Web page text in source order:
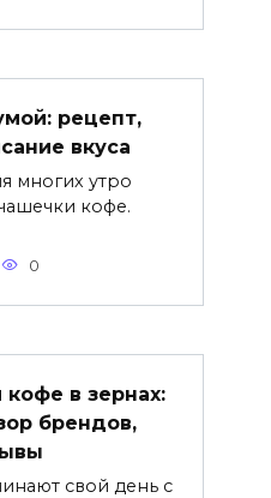
рецепт,
вкуса
многих утро
кофе.
0
в зернах:
брендов,
свой день с